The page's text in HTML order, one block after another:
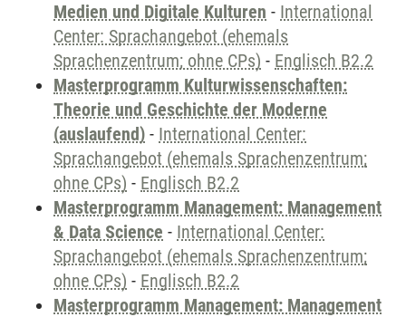
Medien und Digitale Kulturen - International
Center: Sprachangebot (ehemals
Sprachenzentrum; ohne CPs) - Englisch B2.2
Masterprogramm Kulturwissenschaften:
Theorie und Geschichte der Moderne
(auslaufend) - International Center:
Sprachangebot (ehemals Sprachenzentrum;
ohne CPs) - Englisch B2.2
Masterprogramm Management: Management
& Data Science - International Center:
Sprachangebot (ehemals Sprachenzentrum;
ohne CPs) - Englisch B2.2
Masterprogramm Management: Management